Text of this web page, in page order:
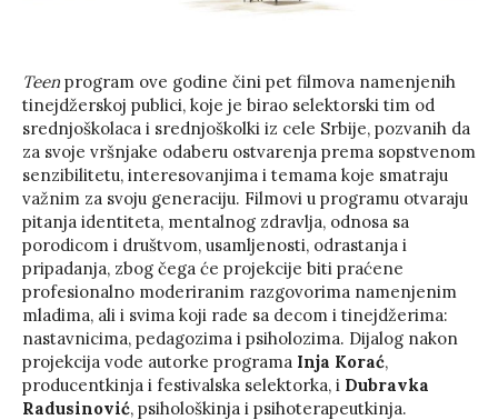
Teen program ove godine čini pet filmova namenjenih
tinejdžerskoj publici, koje je birao selektorski tim od
srednjoškolaca i srednjoškolki iz cele Srbije, pozvanih da
za svoje vršnjake odaberu ostvarenja prema sopstvenom
senzibilitetu, interesovanjima i temama koje smatraju
važnim za svoju generaciju. Filmovi u programu otvaraju
pitanja identiteta, mentalnog zdravlja, odnosa sa
porodicom i društvom, usamljenosti, odrastanja i
pripadanja, zbog čega će projekcije biti praćene
profesionalno moderiranim razgovorima namenjenim
mladima, ali i svima koji rade sa decom i tinejdžerima:
nastavnicima, pedagozima i psiholozima. Dijalog nakon
projekcija vode autorke programa Inja Korać,
producentkinja i festivalska selektorka, i Dubravka
Radusinović, psihološkinja i psihoterapeutkinja.